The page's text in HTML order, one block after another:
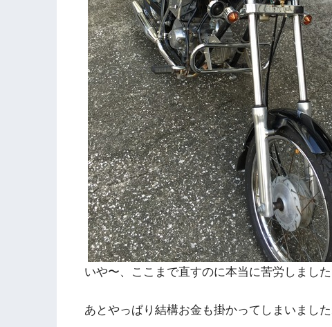
いや〜、ここまで直すのに本当に苦労しました
あとやっぱり結構お金も掛かってしまいました